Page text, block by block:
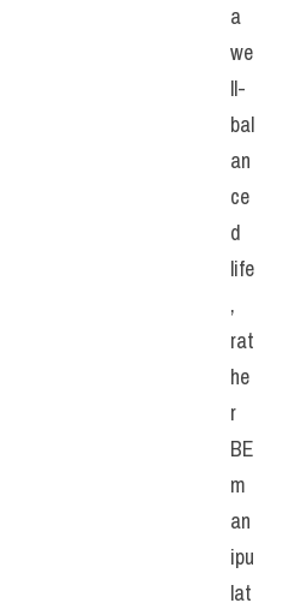
a
we
ll-
bal
an
ce
d
life
,
rat
he
r
BE
m
an
ipu
lat